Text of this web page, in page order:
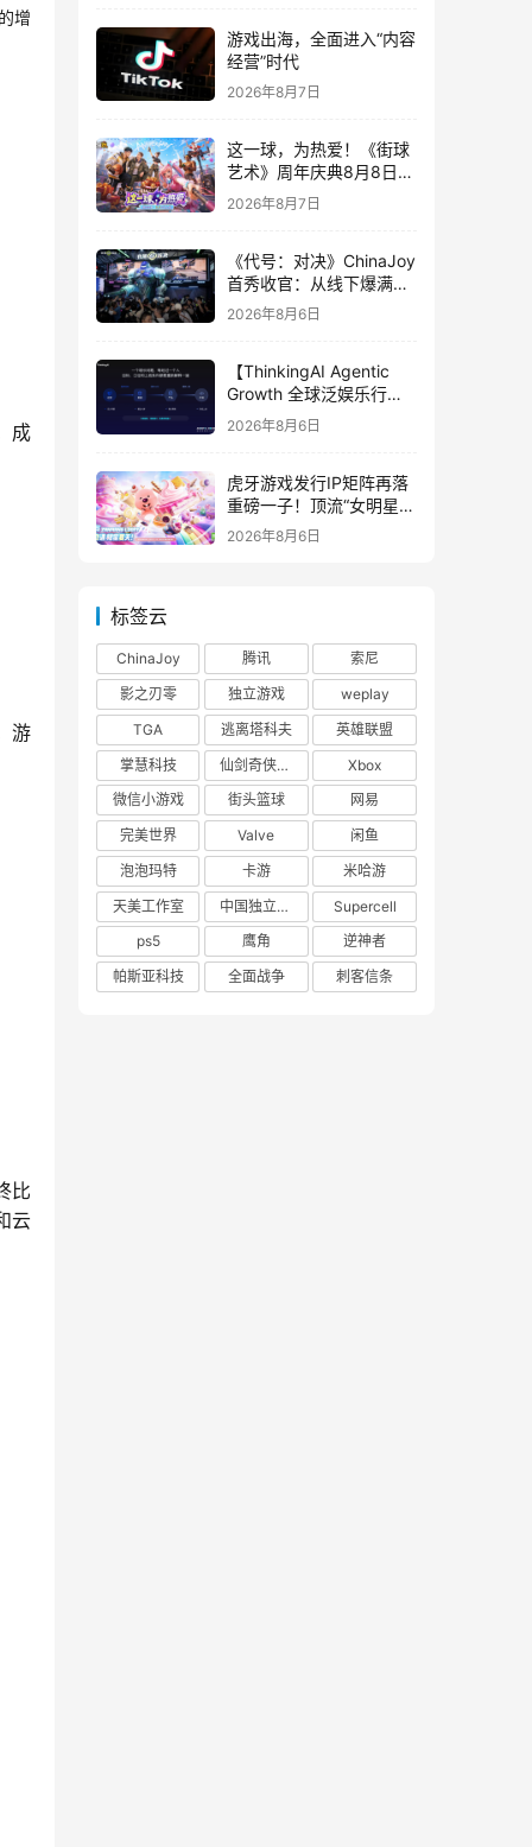
增
成
游
比
云
游戏出海，全面进入“内容
经营”时代
2026年8月7日
这一球，为热爱！《街球
艺术》周年庆典8月8日正
式上线，多重福利与全新
内容同步开启
2026年8月7日
《代号：对决》ChinaJoy
首秀收官：从线下爆满看
见玩家的真实期待
2026年8月6日
【ThinkingAI Agentic
Growth 全球泛娱乐行业
峰会】Agent 时代，人到
底负责什么
2026年8月6日
虎牙游戏发行IP矩阵再落
重磅一子！顶流“女明星”
ZANMANG LOOPY 正版
2026年8月6日
标签云
ChinaJoy 腾讯
索尼
影之刃零
独立游戏
weplay
TGA
逃离塔科夫
英雄联盟
掌慧科技
仙剑奇侠传四
Xbox
微信小游戏
街头篮球
网易
完美世界
Valve
闲鱼
泡泡玛特
卡游
米哈游
天美工作室
中国独立游戏联盟
Supercell
ps5
鹰角
逆神者
帕斯亚科技
全面战争 刺客信条